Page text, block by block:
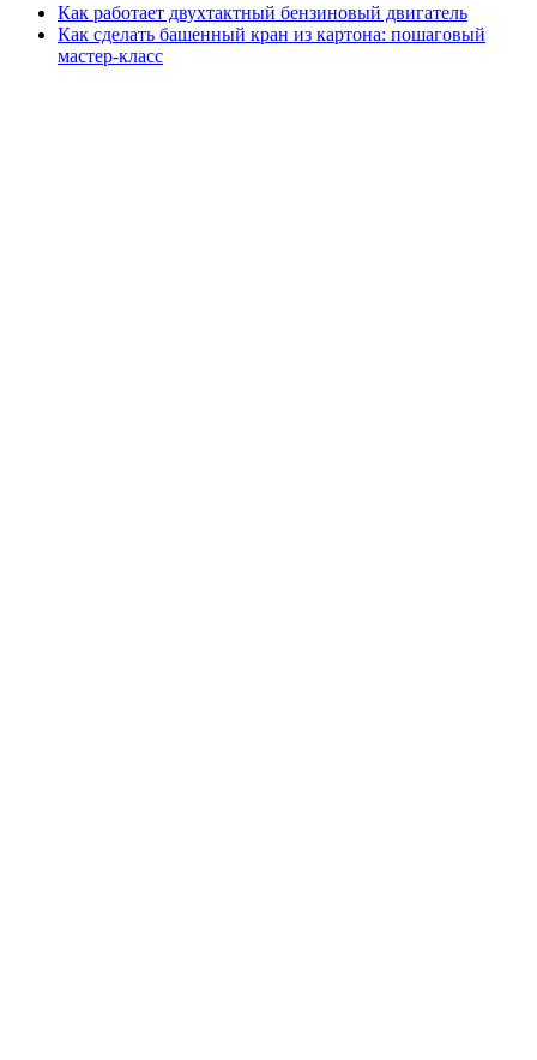
Как работает двухтактный бензиновый двигатель
Как сделать башенный кран из картона: пошаговый
мастер-класс